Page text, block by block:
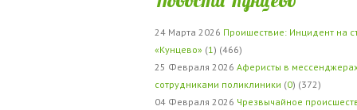
24 Марта 2026 Проишествие: Инцидент на
«Кунцево» (1 ) (466)
25 Февраля 2026 Аферисты в
сотрудниками поликлиники (0) (372)
04 Февраля 2026 Чрезвычайное